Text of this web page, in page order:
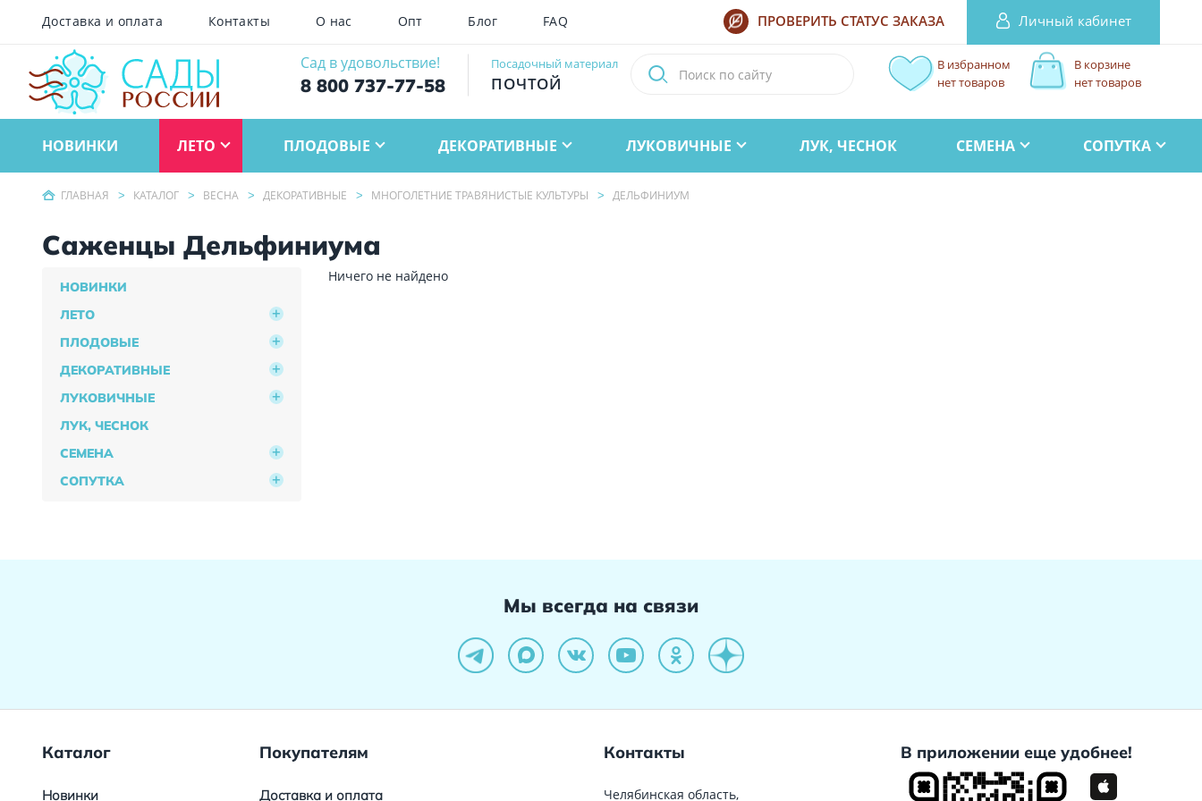
Доставка и оплата Контакты О нас Опт Блог FAQ ПРОВЕРИТЬ СТАТУС ЗАКАЗА Личный кабинет
Сад в удовольствие!
8 800 737-77-58
Посадочный материал
ПОЧТОЙ
В корзине
нет товаров
В избранном
нет товаров
НОВИНКИ ЛЕТО ПЛОДОВЫЕ ДЕКОРАТИВНЫЕ ЛУКОВИЧНЫЕ ЛУК, ЧЕСНОК СЕМЕНА СОПУТКА
ГЛАВНАЯ КАТАЛОГ ВЕСНА ДЕКОРАТИВНЫЕ МНОГОЛЕТНИЕ ТРАВЯНИСТЫЕ КУЛЬТУРЫ ДЕЛЬФИНИУМ
Саженцы Дельфиниума
НОВИНКИ
ЛЕТО
ПЛОДОВЫЕ
ДЕКОРАТИВНЫЕ
ЛУКОВИЧНЫЕ
ЛУК, ЧЕСНОК
СЕМЕНА
СОПУТКА
Ничего не найдено
Мы всегда на связи
Каталог
Новинки
Покупателям
Доставка и оплата
Контакты
Челябинская область,
В приложении еще удобнее!